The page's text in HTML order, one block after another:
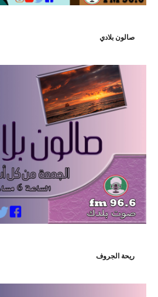
صالون بلادي
ريحة الجروف